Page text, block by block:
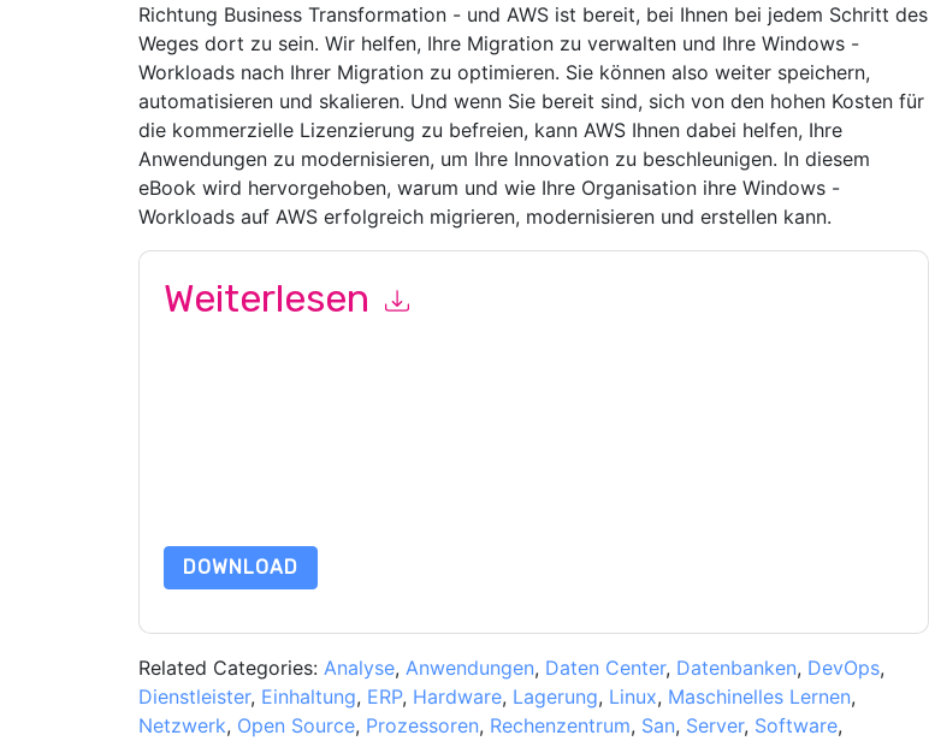
Richtung Business Transformation - und AWS ist bereit, bei Ihnen bei jedem Schritt des
Weges dort zu sein. Wir helfen, Ihre Migration zu verwalten und Ihre Windows -
Workloads nach Ihrer Migration zu optimieren. Sie können also weiter speichern,
automatisieren und skalieren. Und wenn Sie bereit sind, sich von den hohen Kosten für
die kommerzielle Lizenzierung zu befreien, kann AWS Ihnen dabei helfen, Ihre
Anwendungen zu modernisieren, um Ihre Innovation zu beschleunigen. In diesem
eBook wird hervorgehoben, warum und wie Ihre Organisation ihre Windows -
Workloads auf AWS erfolgreich migrieren, modernisieren und erstellen kann.
Weiterlesen
DOWNLOAD
Related Categories: Analyse, Anwendungen, Daten Center, Datenbanken, DevOps,
Dienstleister, Einhaltung, ERP, Hardware, Lagerung, Linux, Maschinelles Lernen,
Netzwerk, Open Source, Prozessoren, Rechenzentrum, San, Server, Software,